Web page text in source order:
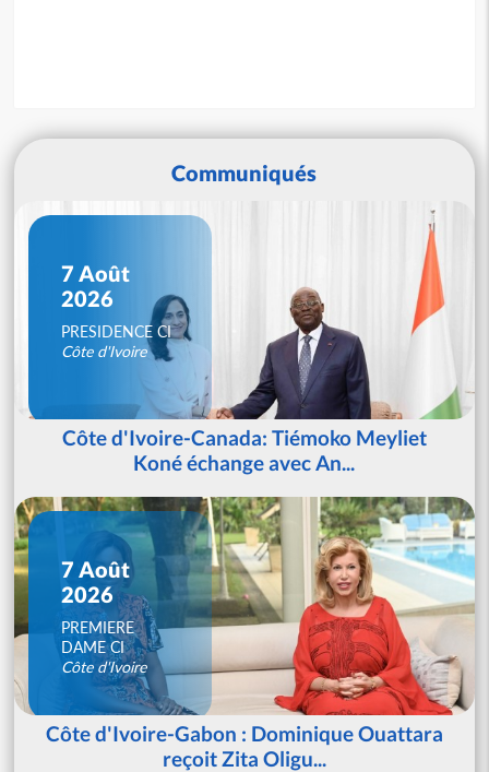
Communiqués
7 Août
2026
PRESIDENCE CI
Côte d'Ivoire
Côte d'Ivoire-Canada: Tiémoko Meyliet
Koné échange avec An...
7 Août
2026
PREMIERE
DAME CI
Côte d'Ivoire
Côte d'Ivoire-Gabon : Dominique Ouattara
reçoit Zita Oligu...